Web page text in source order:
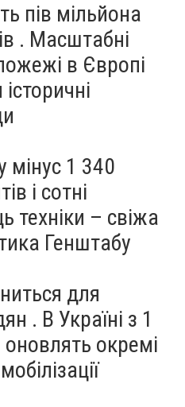
пів мільйона
. Масштабні
в Європі
мінус 1 340
і сотні
техніки – свіжа
Генштабу
для
. В Україні з 1
окремі